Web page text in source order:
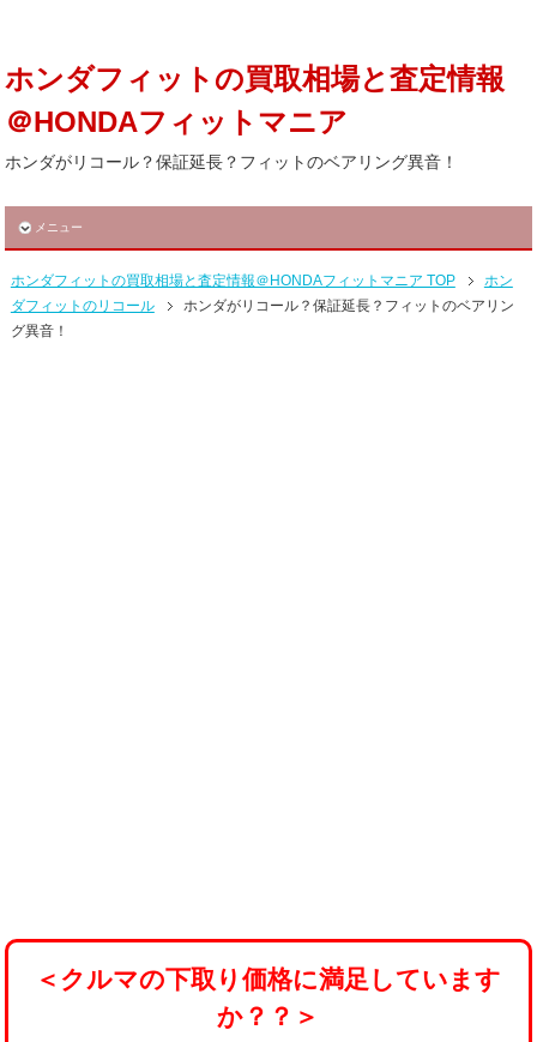
ホンダフィットの買取相場と査定情報
＠HONDAフィットマニア
ホンダがリコール？保証延長？フィットのベアリング異音！
メニュー
ホンダフィットの買取相場と査定情報＠HONDAフィットマニア TOP
ホン
ダフィットのリコール
ホンダがリコール？保証延長？フィットのベアリン
グ異音！
＜クルマの下取り価格に満足しています
か？？＞